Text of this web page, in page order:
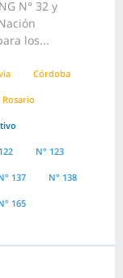
N° 32 y
los...
Córdoba
Rosario
N° 123
137 N° 138
165